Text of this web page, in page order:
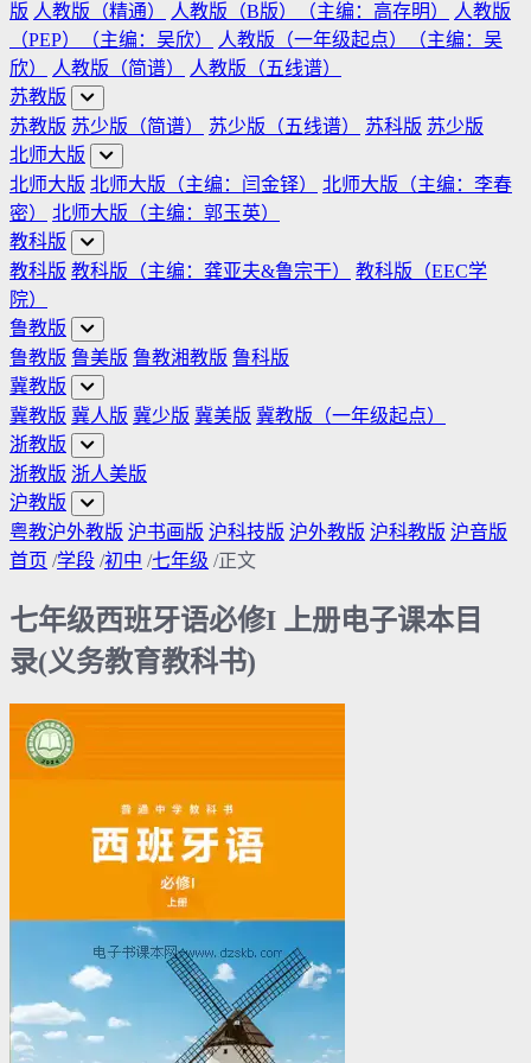
版 人教版（精通） 人教版（B版）（主编：高存明）
人教版
（PEP）（主编：吴欣）
人教版（一年级起点）（主编：吴
欣）
人教版（简谱）
人教版（五线谱）
苏教版
苏教版 苏少版（简谱） 苏少版（五线谱） 苏科版 苏少版
北师大版
北师大版 北师大版（主编：闫金铎）
北师大版（主编：李春
密）
北师大版（主编：郭玉英）
教科版
教科版 教科版（主编：龚亚夫&鲁宗干）
教科版（EEC学
院）
鲁教版
鲁教版 鲁美版 鲁教湘教版 鲁科版
冀教版
冀教版 冀人版 冀少版 冀美版 冀教版（一年级起点）
浙教版
浙教版 浙人美版
沪教版
粤教沪外教版 沪书画版 沪科技版 沪外教版 沪科教版 沪音版
首页 /学段 /初中 /七年级 /正文
七年级西班牙语必修I 上册电子课本目
录(义务教育教科书)